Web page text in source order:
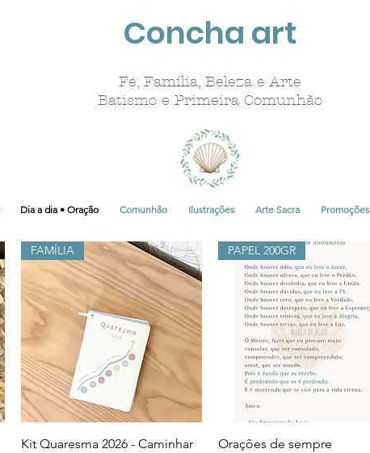
Concha art
Fé, Família, Beleza e Arte
Batismo e Primeira Comunhão
Dia a dia • Oração Comunhão Ilustrações Arte Sacra Promoções
Visualização rápida
FAMÍLIA
Kit Quaresma 2026 - Caminhar
Visualização rápida
PAPEL 200GR
Orações de sempre